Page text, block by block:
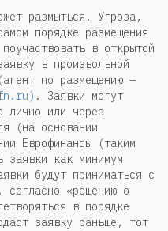
размыться. Угроза,
порядке размещения
в открытой
в произвольной
по размещению —
. Заявки могут
лично или через
(на основании
Еврофинансы (таким
заявки как минимум
будут приниматься с
«решению о
в порядке
заявку раньше, тот